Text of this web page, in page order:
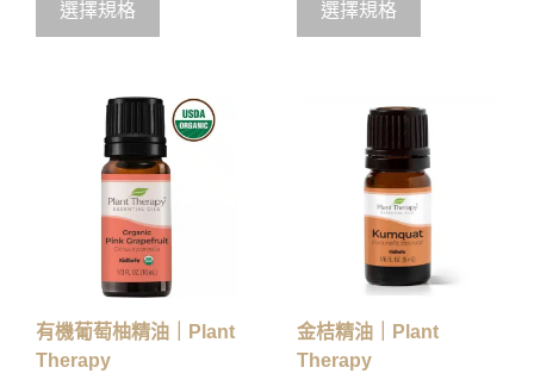
選擇規格 選擇規格
有機葡萄柚精油｜Plant
Therapy
金桔精油｜Plant
Therapy